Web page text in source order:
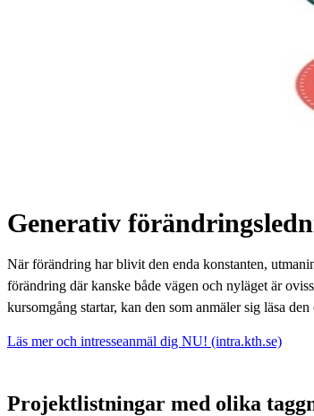
Generativ
När förändring har blivit den enda konstanten,
förändring där kanske både vägen och nyläget är
kursomgång startar, kan den som anmäler sig läsa
Läs mer och intresseanmäl dig NU! (intra.kth.se)
Projektlistningar med olika